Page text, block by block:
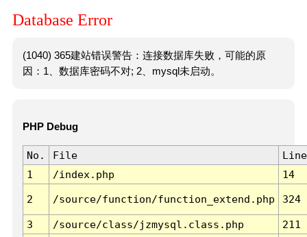
Database Error
(1040) 365建站错误警告：连接数据库失败，可能的原
因：1、数据库密码不对; 2、mysql未启动。
PHP Debug
No. File
Line
1
/index.php 14
2 /source/function/function_extend.php 324
3 /source/class/jzmysql.class.php
211